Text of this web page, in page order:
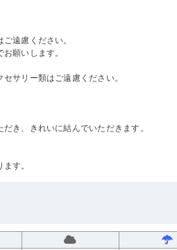
遠慮ください。
願いします。
サリー類はご遠慮ください。
き、きれいに結んでいただきます。
す。